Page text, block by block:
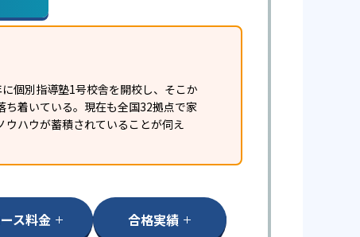
個別指導塾1号校舎を開校し、そこか
着いている。現在も全国32拠点で家
ハウが蓄積されていることが伺え
ス料金 合格実績